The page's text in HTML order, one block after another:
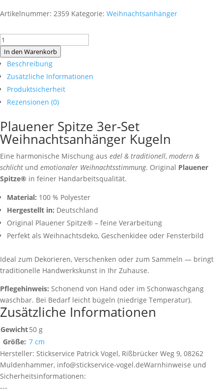
Artikelnummer: 2359 Kategorie: Weihnachtsanhänger
Plauener
Spitze
3er-
Set
Weihnachtsanhänger
Menge
In den Warenkorb
Beschreibung
Zusätzliche Informationen
Produktsicherheit
Rezensionen (0)
Plauener Spitze 3er-Set
Weihnachtsanhänger Kugeln
Eine harmonische Mischung aus edel & traditionell, modern &
schlicht und emotionaler Weihnachtsstimmung. Original Plauener
Spitze® in feiner Handarbeitsqualität.
Material: 100 % Polyester
Hergestellt in: Deutschland
Original Plauener Spitze® – feine Verarbeitung
Perfekt als Weihnachtsdeko, Geschenkidee oder Fensterbild
Ideal zum Dekorieren, Verschenken oder zum Sammeln — bringt
traditionelle Handwerkskunst in Ihr Zuhause.
Pflegehinweis: Schonend von Hand oder im Schonwaschgang
waschbar. Bei Bedarf leicht bügeln (niedrige Temperatur).
Zusätzliche Informationen
Gewicht50 g
Größe: 7 cm
Hersteller: Stickservice Patrick Vogel, Rißbrücker Weg 9, 08262
Muldenhammer, info@stickservice-vogel.deWarnhinweise und
Sicherheitsinformationen:
---